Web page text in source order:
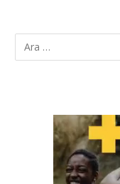
Video
oynatıcı